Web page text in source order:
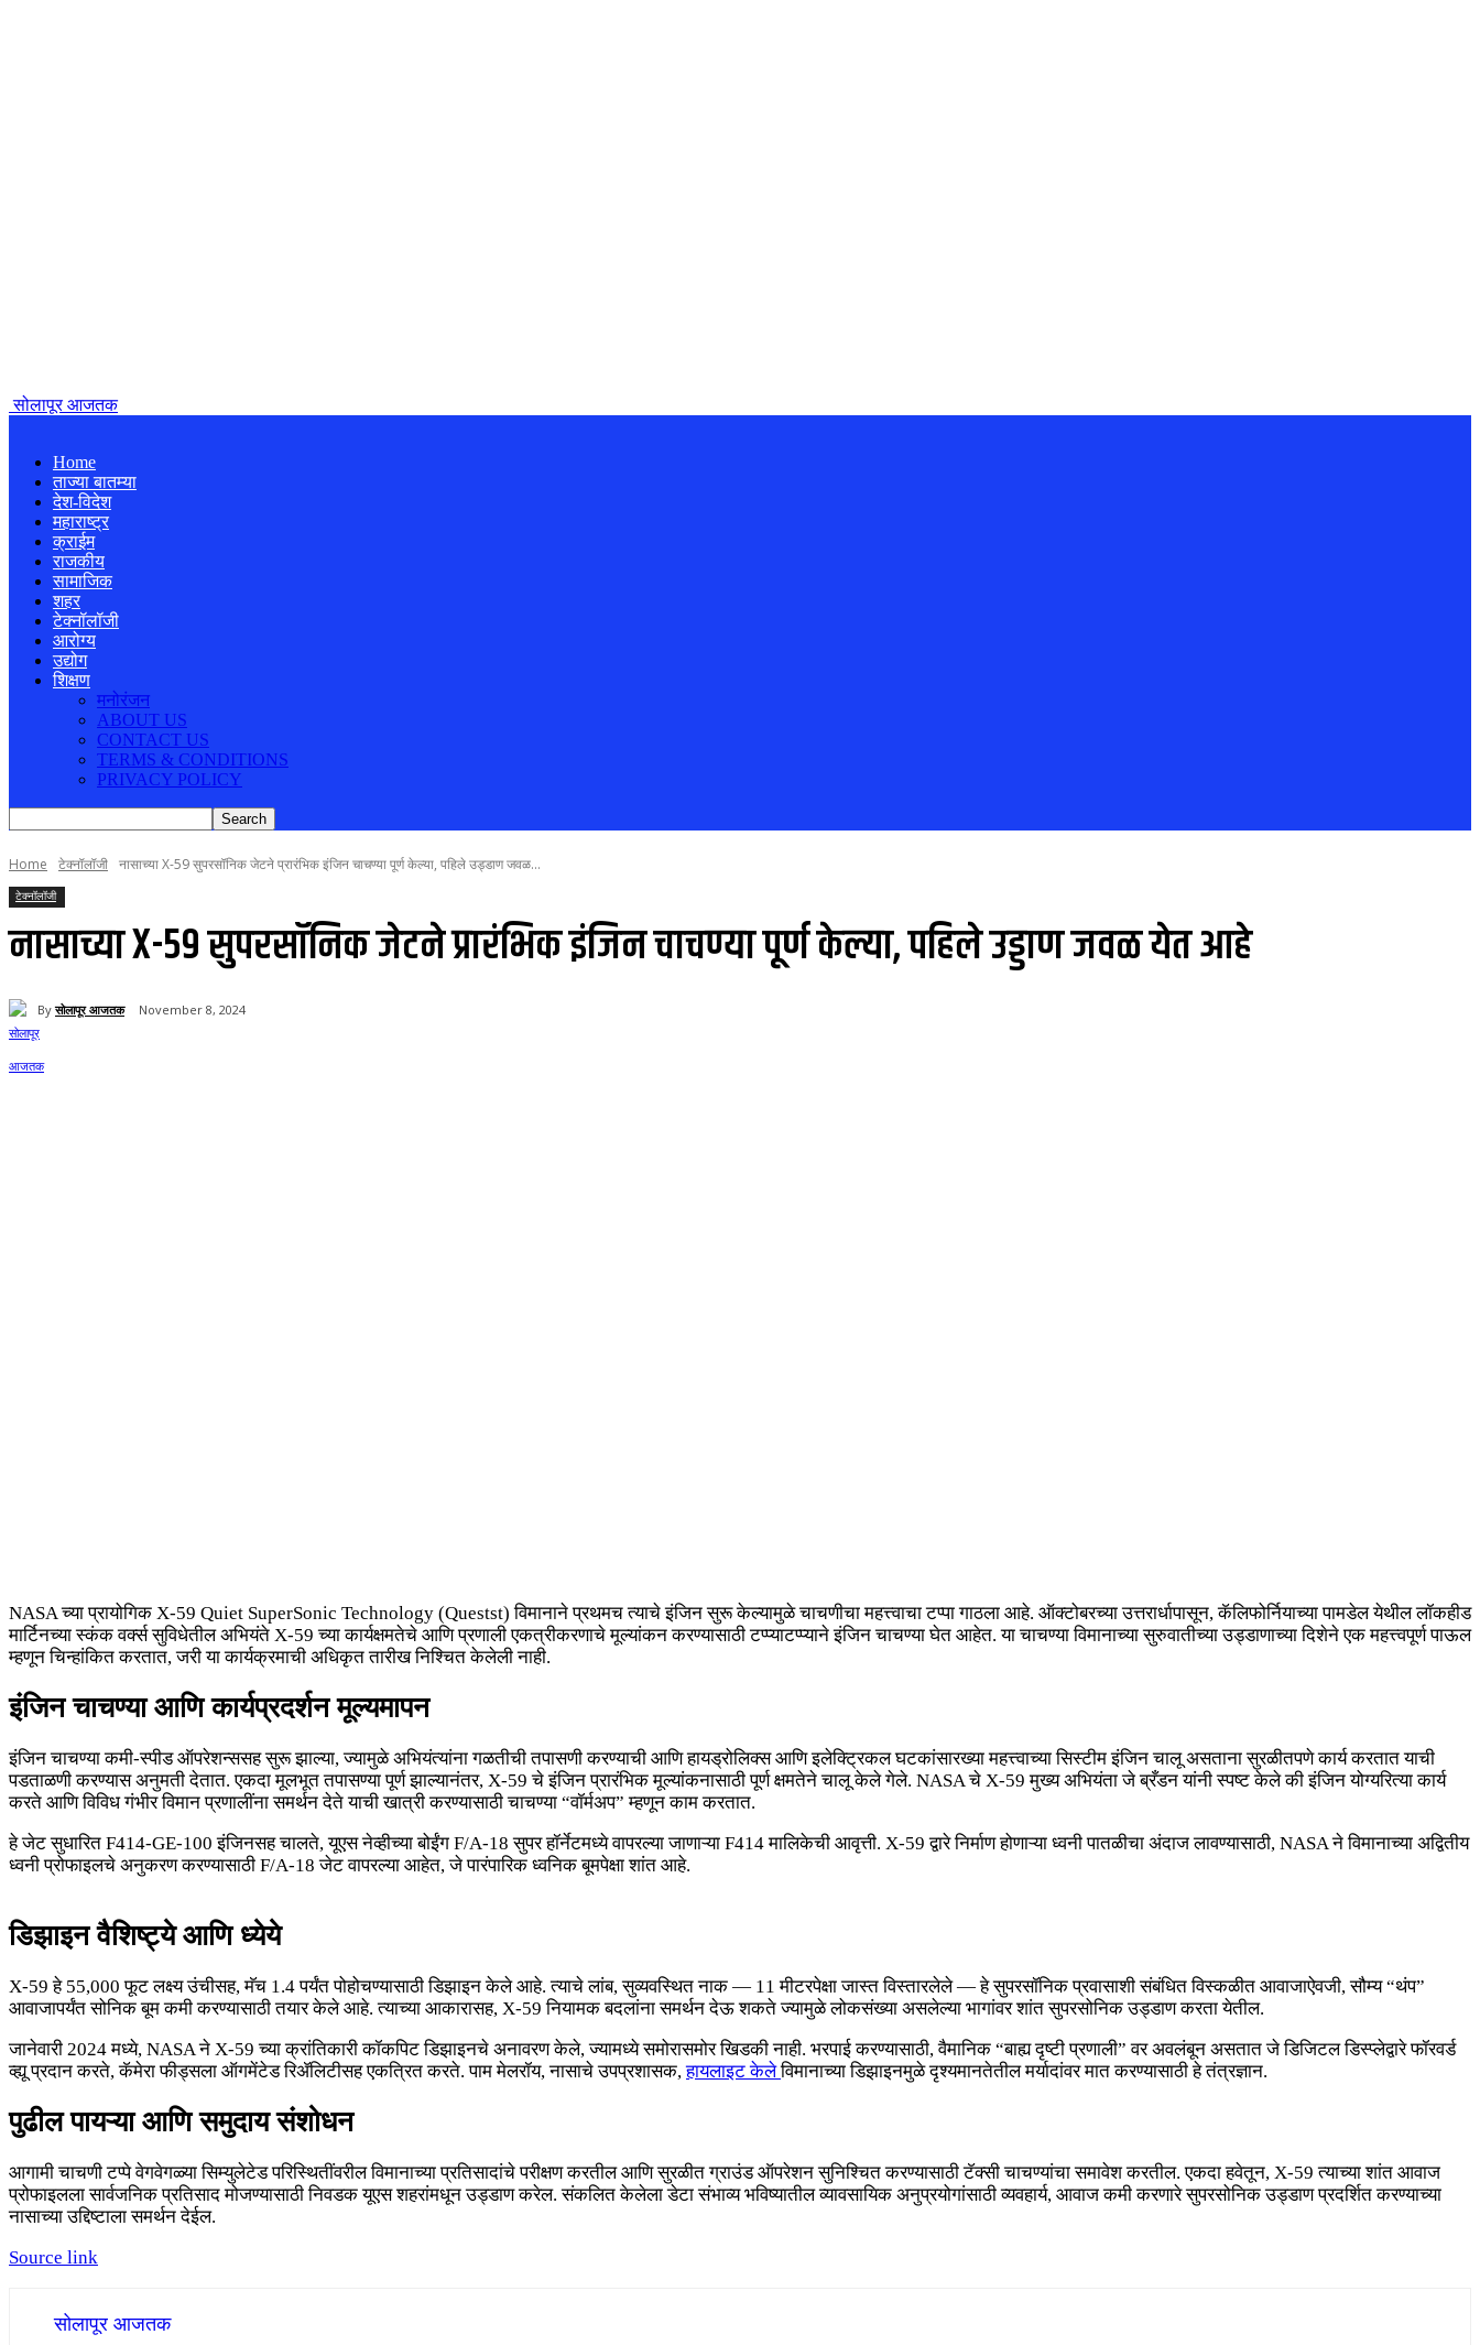
सोलापूर आजतक
Home
ताज्या बातम्या
देश-विदेश
महाराष्ट्र
क्राईम
राजकीय
सामाजिक
शहर
टेक्नॉलॉजी
आरोग्य
उद्योग
शिक्षण
मनोरंजन
ABOUT US
CONTACT US
TERMS & CONDITIONS
PRIVACY POLICY
Home टेक्नॉलॉजी नासाच्या X-59 सुपरसॉनिक जेटने प्रारंभिक इंजिन चाचण्या पूर्ण केल्या, पहिले उड्डाण जवळ...
टेक्नॉलॉजी
नासाच्या X-59 सुपरसॉनिक जेटने प्रारंभिक इंजिन चाचण्या पूर्ण केल्या, पहिले उड्डाण जवळ येत आहे
By सोलापूर आजतक November 8, 2024
NASA च्या प्रायोगिक X-59 Quiet SuperSonic Technology (Questst) विमानाने प्रथमच त्याचे इंजिन सुरू केल्यामुळे चाचणीचा महत्त्वाचा टप्पा गाठला आहे. ऑक्टोबरच्या उत्तरार्धापासून, कॅलिफोर्नियाच्या पामडेल येथील लॉकहीड
मार्टिनच्या स्कंक वर्क्स सुविधेतील अभियंते X-59 च्या कार्यक्षमतेचे आणि प्रणाली एकत्रीकरणाचे मूल्यांकन करण्यासाठी टप्प्याटप्प्याने इंजिन चाचण्या घेत आहेत. या चाचण्या विमानाच्या सुरुवातीच्या उड्डाणाच्या दिशेने एक महत्त्वपूर्ण पाऊल
म्हणून चिन्हांकित करतात, जरी या कार्यक्रमाची अधिकृत तारीख निश्चित केलेली नाही.
इंजिन चाचण्या आणि कार्यप्रदर्शन मूल्यमापन
इंजिन चाचण्या कमी-स्पीड ऑपरेशन्ससह सुरू झाल्या, ज्यामुळे अभियंत्यांना गळतीची तपासणी करण्याची आणि हायड्रोलिक्स आणि इलेक्ट्रिकल घटकांसारख्या महत्त्वाच्या सिस्टीम इंजिन चालू असताना सुरळीतपणे कार्य करतात याची
पडताळणी करण्यास अनुमती देतात. एकदा मूलभूत तपासण्या पूर्ण झाल्यानंतर, X-59 चे इंजिन प्रारंभिक मूल्यांकनासाठी पूर्ण क्षमतेने चालू केले गेले. NASA चे X-59 मुख्य अभियंता जे ब्रँडन यांनी स्पष्ट केले की इंजिन योग्यरित्या कार्य
करते आणि विविध गंभीर विमान प्रणालींना समर्थन देते याची खात्री करण्यासाठी चाचण्या “वॉर्मअप” म्हणून काम करतात.
हे जेट सुधारित F414-GE-100 इंजिनसह चालते, यूएस नेव्हीच्या बोईंग F/A-18 सुपर हॉर्नेटमध्ये वापरल्या जाणाऱ्या F414 मालिकेची आवृत्ती. X-59 द्वारे निर्माण होणाऱ्या ध्वनी पातळीचा अंदाज लावण्यासाठी, NASA ने विमानाच्या अद्वितीय
ध्वनी प्रोफाइलचे अनुकरण करण्यासाठी F/A-18 जेट वापरल्या आहेत, जे पारंपारिक ध्वनिक बूमपेक्षा शांत आहे.
डिझाइन वैशिष्ट्ये आणि ध्येये
X-59 हे 55,000 फूट लक्ष्य उंचीसह, मॅच 1.4 पर्यंत पोहोचण्यासाठी डिझाइन केले आहे. त्याचे लांब, सुव्यवस्थित नाक — 11 मीटरपेक्षा जास्त विस्तारलेले — हे सुपरसॉनिक प्रवासाशी संबंधित विस्कळीत आवाजाऐवजी, सौम्य “थंप”
आवाजापर्यंत सोनिक बूम कमी करण्यासाठी तयार केले आहे. त्याच्या आकारासह, X-59 नियामक बदलांना समर्थन देऊ शकते ज्यामुळे लोकसंख्या असलेल्या भागांवर शांत सुपरसोनिक उड्डाण करता येतील.
जानेवारी 2024 मध्ये, NASA ने X-59 च्या क्रांतिकारी कॉकपिट डिझाइनचे अनावरण केले, ज्यामध्ये समोरासमोर खिडकी नाही. भरपाई करण्यासाठी, वैमानिक “बाह्य दृष्टी प्रणाली” वर अवलंबून असतात जे डिजिटल डिस्प्लेद्वारे फॉरवर्ड
व्ह्यू प्रदान करते, कॅमेरा फीड्सला ऑगमेंटेड रिॲलिटीसह एकत्रित करते. पाम मेलरॉय, नासाचे उपप्रशासक,हायलाइट केलेविमानाच्या डिझाइनमुळे दृश्यमानतेतील मर्यादांवर मात करण्यासाठी हे तंत्रज्ञान.
पुढील पायऱ्या आणि समुदाय संशोधन
आगामी चाचणी टप्पे वेगवेगळ्या सिम्युलेटेड परिस्थितींवरील विमानाच्या प्रतिसादांचे परीक्षण करतील आणि सुरळीत ग्राउंड ऑपरेशन सुनिश्चित करण्यासाठी टॅक्सी चाचण्यांचा समावेश करतील. एकदा हवेतून, X-59 त्याच्या शांत आवाज
प्रोफाइलला सार्वजनिक प्रतिसाद मोजण्यासाठी निवडक यूएस शहरांमधून उड्डाण करेल. संकलित केलेला डेटा संभाव्य भविष्यातील व्यावसायिक अनुप्रयोगांसाठी व्यवहार्य, आवाज कमी करणारे सुपरसोनिक उड्डाण प्रदर्शित करण्याच्या
नासाच्या उद्दिष्टाला समर्थन देईल.
Source link
सोलापूर आजतक